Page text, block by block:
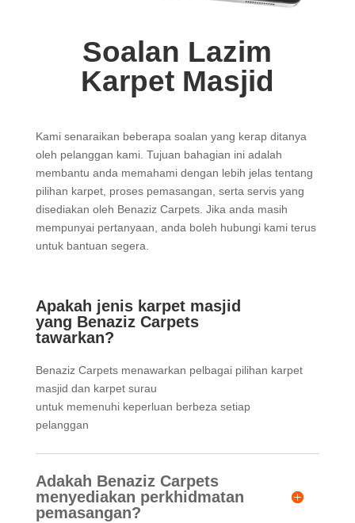
Soalan Lazim
Karpet Masjid
Kami senaraikan beberapa soalan yang kerap ditanya
oleh pelanggan kami. Tujuan bahagian ini adalah
membantu anda memahami dengan lebih jelas tentang
pilihan karpet, proses pemasangan, serta servis yang
disediakan oleh Benaziz Carpets. Jika anda masih
mempunyai pertanyaan, anda boleh hubungi kami terus
untuk bantuan segera.
Apakah jenis karpet masjid
yang Benaziz Carpets
tawarkan?
Benaziz Carpets menawarkan pelbagai pilihan karpet
masjid dan karpet surau
untuk memenuhi keperluan berbeza setiap
pelanggan
Adakah Benaziz Carpets
menyediakan perkhidmatan
pemasangan?